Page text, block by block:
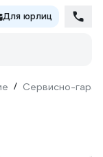
Для юрлиц
/ Сервисно-